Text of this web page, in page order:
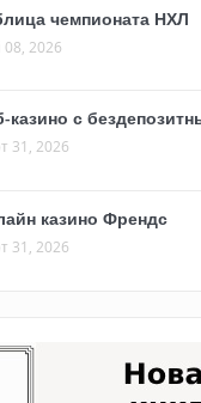
чемпионата НХЛ
2026
казино с
31, 2026
казино Френдс
31, 2026